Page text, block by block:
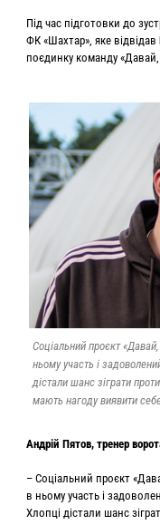
Під час підготовки до
ФК «Шахтар», яке відвідав
поєдинку команду
Соціальний проєкт
ньому участь і
дістали шанс зіграти
мають нагоду виявити
Андрій Пятов, тренер
– Соціальний проєкт
в ньому участь і
Хлопці дістали шанс